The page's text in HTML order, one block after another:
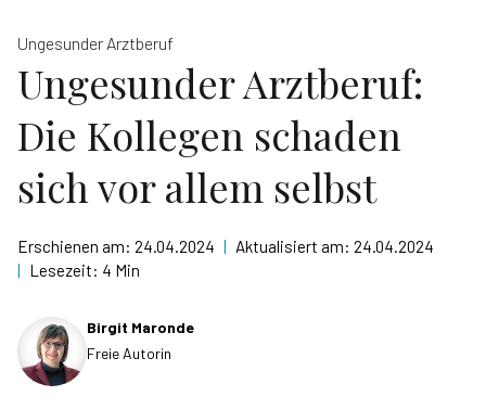
Ungesunder Arztberuf
Ungesunder Arztberuf:
Die Kollegen schaden
sich vor allem selbst
Erschienen am: 24.04.2024 | Aktualisiert am: 24.04.2024
| Lesezeit: 4 Min
Birgit Maronde
Freie Autorin